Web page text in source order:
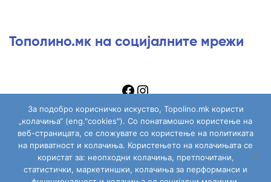
Тополино.мк на социјалните мрежи
Topolino.mk
За подобро корисничко искуство, Topolino.mk користи
„колачиња“ (eng."cookies"). Со понатамошно користење на
веб-страницата, се сложувате со користење на политиката
на приватност и колачиња. Користењето на колачињата се
користат за: неопходни колачиња, претпочитани,
статистички, маркетиншки, колачиња за перформанси и